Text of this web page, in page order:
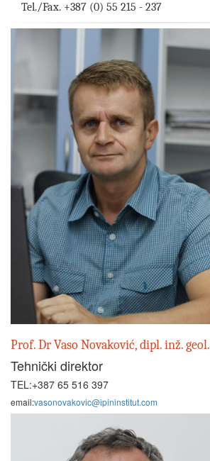
Tel./Fax. +387 (0) 55 215 - 237
Prof. Dr Vaso Novaković, dipl. inž. geol.
Tehnički direktor
TEL:+387 65 516 397
email:vasonovakovic@ipininstitut.com